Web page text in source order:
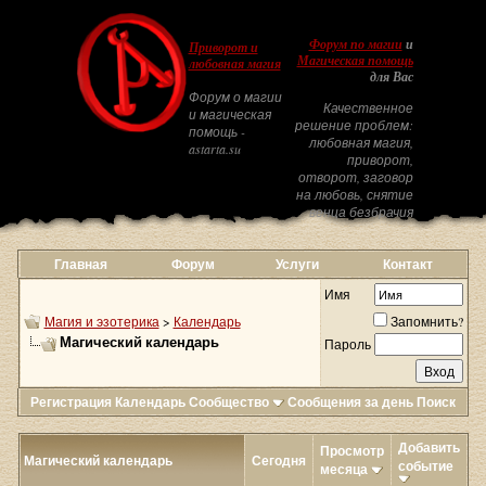
Приворот и
любовная магия
Форум о магии
и магическая
помощь -
astarta.su
Форум по магиии
Магическая помощь
для Вас
Качественное
решение проблем:
любовная магия,
приворот,
отворот, заговор
на любовь, снятие
венца безбрачия
Главная Форум Услуги Контакт
Магия и эзотерика > Календарь
Магический календарь
Имя
Запомнить?
Пароль
Регистрация КалендарьСообщество Сообщения за день Поиск
Магический календарь Сегодня
Просмотр
месяца
Добавить
событие